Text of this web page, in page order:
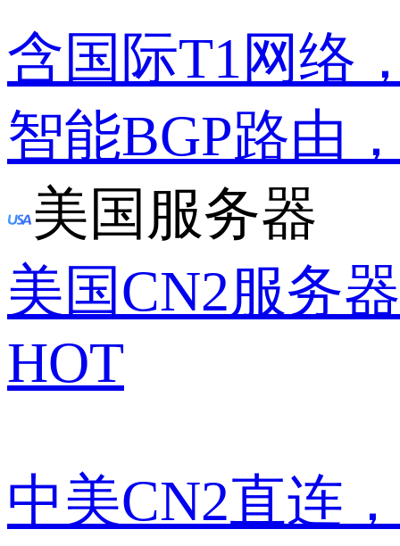
含国际T1网络
智能BGP路由
美国服务器
美国CN2服务器
HOT
中美CN2直连